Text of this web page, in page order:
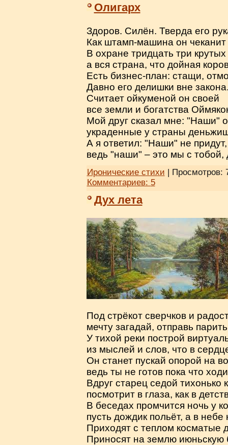
Олигарх
Здоров. Силён. Тверда его
Как штамп-машина он чеканит
В охране тридцать три
а вся страна, что дойная
Есть бизнес-план: стащи,
Давно его делишки вне
Считает ойкуменой он своей
все земли и богатства
Мой друг сказал мне: "Наши"
украденные у страны
А я ответил: "Наши" не придут,
ведь "наши" – это мы с
Иронические стихи | Просмотров:
Комментариев: 5
Дух лета
Под стрёкот сверчков и
мечту загадай, отправь
У тихой реки построй
из мыслей и слов, что в
Он станет пускай опорой на
ведь ты не готов пока что
Вдруг старец седой тихонько
посмотрит в глаза, как в
В беседах промчится ночь у
пусть дождик польёт, а в небе
Приходят с теплом косматые
Приносят на землю июньскую